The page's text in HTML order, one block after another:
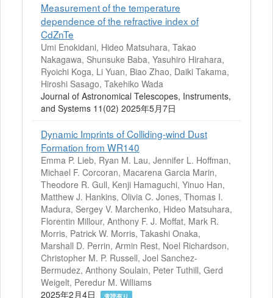
Measurement of the temperature
dependence of the refractive index of
CdZnTe
Umi Enokidani, Hideo Matsuhara, Takao
Nakagawa, Shunsuke Baba, Yasuhiro Hirahara,
Ryoichi Koga, Li Yuan, Biao Zhao, Daiki Takama,
Hiroshi Sasago, Takehiko Wada
Journal of Astronomical Telescopes, Instruments,
and Systems 11(02) 2025年5月7日
Dynamic Imprints of Colliding-wind Dust
Formation from WR140
Emma P. Lieb, Ryan M. Lau, Jennifer L. Hoffman,
Michael F. Corcoran, Macarena Garcia Marin,
Theodore R. Gull, Kenji Hamaguchi, Yinuo Han,
Matthew J. Hankins, Olivia C. Jones, Thomas I.
Madura, Sergey V. Marchenko, Hideo Matsuhara,
Florentin Millour, Anthony F. J. Moffat, Mark R.
Morris, Patrick W. Morris, Takashi Onaka,
Marshall D. Perrin, Armin Rest, Noel Richardson,
Christopher M. P. Russell, Joel Sanchez-
Bermudez, Anthony Soulain, Peter Tuthill, Gerd
Weigelt, Peredur M. Williams
2025年2月4日
査読有り